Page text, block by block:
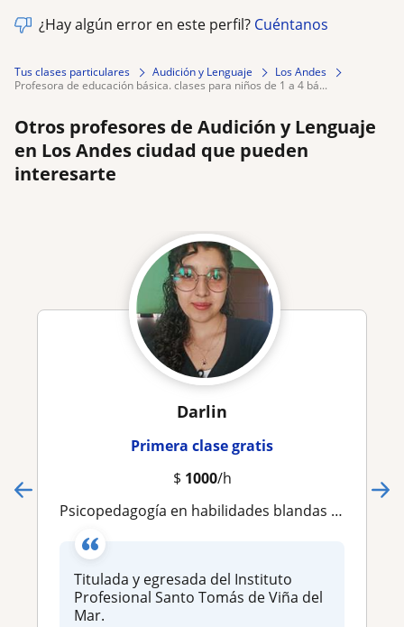
¿Hay algún error en este perfil? Cuéntanos
Tus clases particulares Audición y Lenguaje
Los Andes
profesora de educación básica. clases para niños de 1 a 4 bá...
Otros profesores de Audición y Lenguaje
en Los Andes ciudad que pueden
interesarte
Darlin
Primera clase gratis
$ 1000/h
Psicopedagogía en habilidades blandas y complejas
Titulada y egresada del Instituto
Profesional Santo Tomás de Viña del
Mar.